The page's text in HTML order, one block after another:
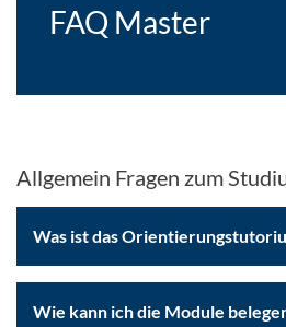
FAQ Master
Allgemein Fragen zum
Was ist das
Wie kann ich die Module